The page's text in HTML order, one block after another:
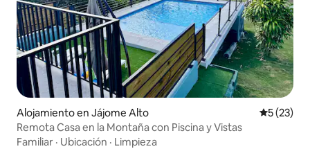
Alojamiento en Jájome Alto
5 (23)
Remota Casa en la Montaña con Piscina y Vistas
Familiar · Ubicación · Limpieza